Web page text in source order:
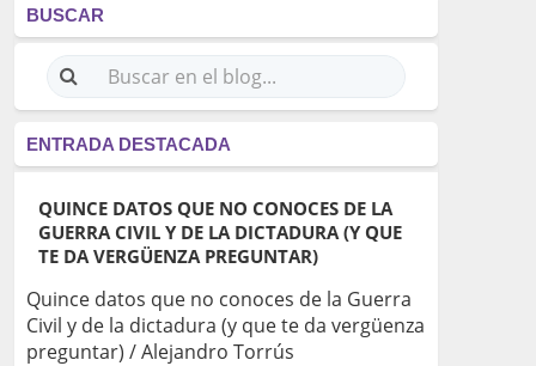
BUSCAR
ENTRADA DESTACADA
QUINCE DATOS QUE NO CONOCES DE LA
GUERRA CIVIL Y DE LA DICTADURA (Y QUE
TE DA VERGÜENZA PREGUNTAR)
Quince datos que no conoces de la Guerra
Civil y de la dictadura (y que te da vergüenza
preguntar) / Alejandro Torrús